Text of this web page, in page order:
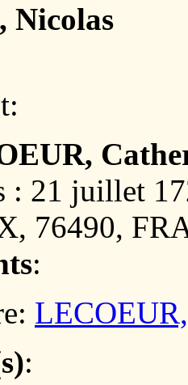
Nicolas
: 21 juillet
76490,
:
: